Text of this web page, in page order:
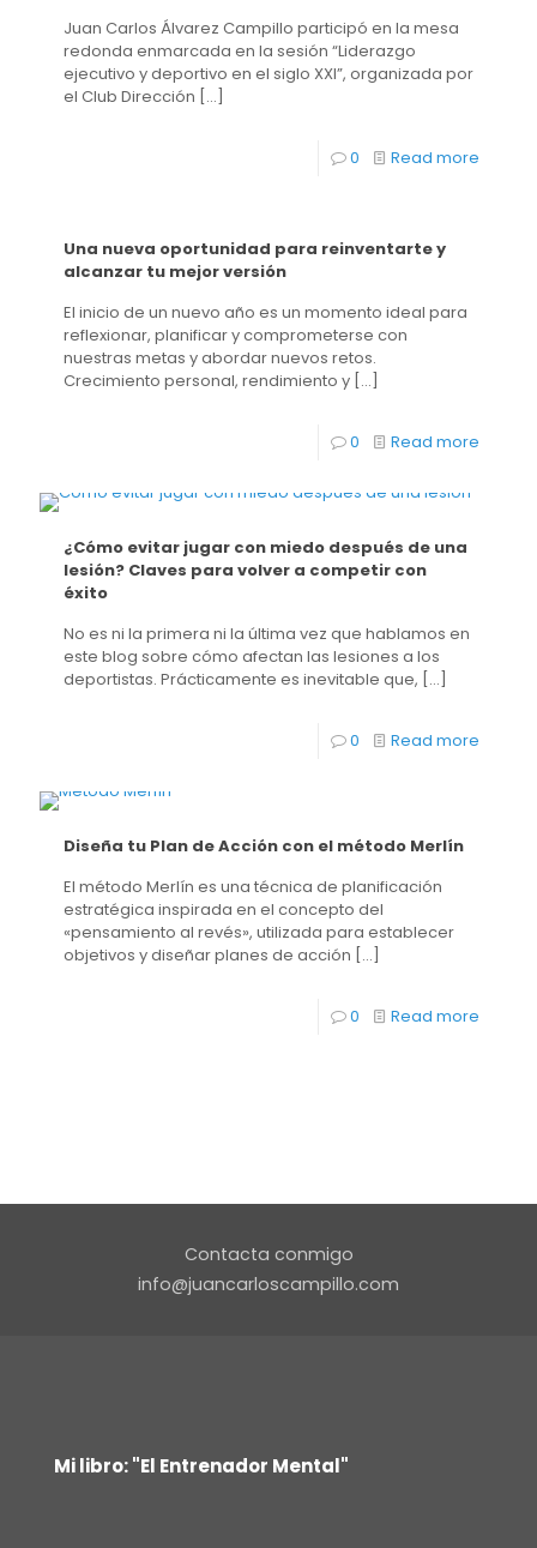
Juan Carlos Álvarez Campillo participó en la mesa
redonda enmarcada en la sesión “Liderazgo
ejecutivo y deportivo en el siglo XXI”, organizada por
el Club Dirección […]
0 Read more
Una nueva oportunidad para reinventarte y
alcanzar tu mejor versión
El inicio de un nuevo año es un momento ideal para
reflexionar, planificar y comprometerse con
nuestras metas y abordar nuevos retos.
Crecimiento personal, rendimiento y […]
0 Read more
¿Cómo evitar jugar con miedo después de una
lesión? Claves para volver a competir con
éxito
No es ni la primera ni la última vez que hablamos en
este blog sobre cómo afectan las lesiones a los
deportistas. Prácticamente es inevitable que, […]
0 Read more
Diseña tu Plan de Acción con el método Merlín
El método Merlín es una técnica de planificación
estratégica inspirada en el concepto del
«pensamiento al revés», utilizada para establecer
objetivos y diseñar planes de acción […]
0 Read more
Contacta conmigo
info@juancarloscampillo.com
Mi libro: "El Entrenador Mental"